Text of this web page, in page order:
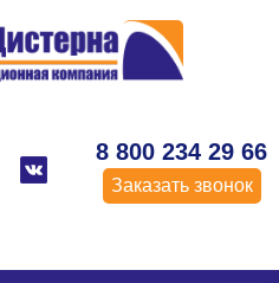
8 800 234 29 66
Заказать звонок